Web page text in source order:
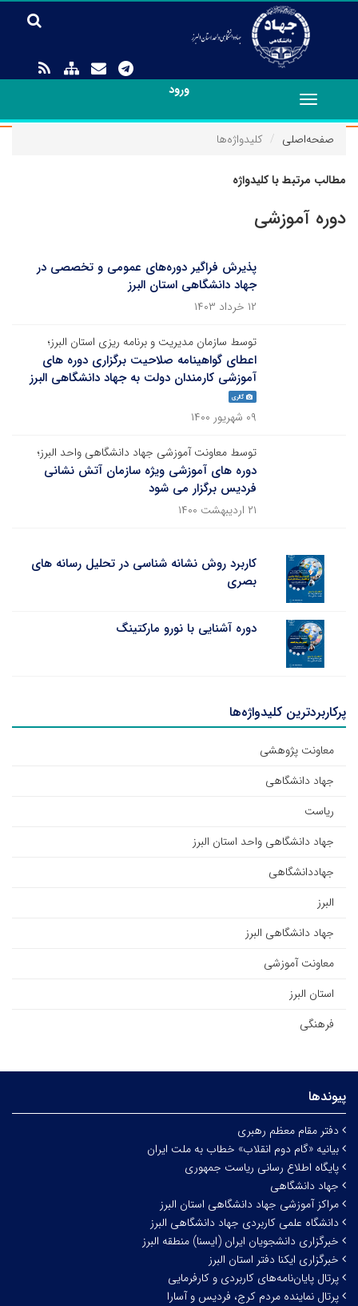
ورود
Toggle
navigation
صفحه‌اصلی
کلیدواژه‌ها
مطالب مرتبط با کلیدواژه
دوره آموزشی
پذیرش فراگیر دوره‌های عمومی و تخصصی در
جهاد دانشگاهی استان البرز
۱۲ خرداد ۱۴۰۳
توسط سازمان مدیریت و برنامه ریزی استان البرز؛
اعطای گواهینامه صلاحیت برگزاری دوره های
آموزشی کارمندان دولت به جهاد دانشگاهی البرز
گالری
۰۹ شهریور ۱۴۰۰
توسط معاونت آموزشی جهاد دانشگاهی واحد البرز؛
دوره های آموزشی ویژه سازمان آتش نشانی
فردیس برگزار می شود
۲۱ اردیبهشت ۱۴۰۰
کاربرد روش نشانه شناسی در تحلیل رسانه های
بصری
دوره آشنایی با نورو مارکتینگ
پرکاربردترین کلیدواژه‌ها
معاونت پژوهشی
جهاد دانشگاهی
ریاست
جهاد دانشگاهی واحد استان البرز
جهاددانشگاهی
البرز
جهاد دانشگاهی البرز
معاونت آموزشی
استان البرز
فرهنگی
پیوندها
دفتر مقام معظم رهبری
بیانیه «گام دوم انقلاب» خطاب به ملت ایران
پایگاه اطلاع رسانی ریاست جمهوری
جهاد دانشگاهی
مراکز آموزشی جهاد دانشگاهی استان البرز
دانشگاه علمی کاربردی جهاد دانشگاهی البرز
خبرگزاری دانشجویان ایران (ایسنا) منطقه البرز
خبرگزاری ایکنا دفتر استان البرز
پرتال پایان‌نامه‌های کاربردی و کارفرمایی
پرتال نماینده مردم کرج، فردیس و آسارا